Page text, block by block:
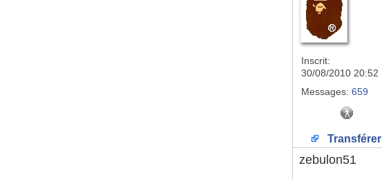
Inscrit:
30/08/2010 20:52
Messages: 659
Transférer
zebulon51